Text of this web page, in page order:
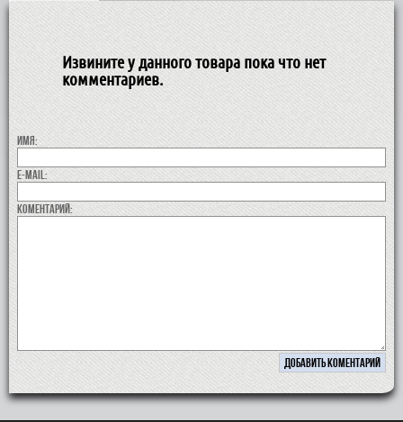
Извините у данного товара пока что нет
комментариев.
Имя:
E-MAIL:
коментарий: